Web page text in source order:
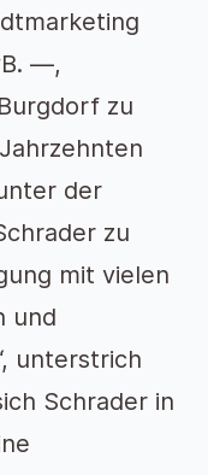
—,
zu
der
zu
mit vielen
und
unterstrich
Schrader in